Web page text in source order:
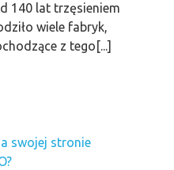
140 lat trzęsieniem
wiele fabryk,
z tego[...]
swojej stronie